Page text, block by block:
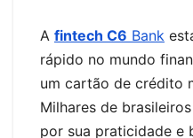
er
A fintech C6 Bank
rápido no mundo
um cartão de crédito
Milhares de
por sua praticidade e